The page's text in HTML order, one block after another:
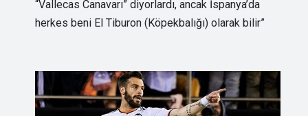
“Vallecas Canavarı” diyorlardı, ancak İspanya’da
herkes beni El Tiburon (Köpekbalığı) olarak bilir”